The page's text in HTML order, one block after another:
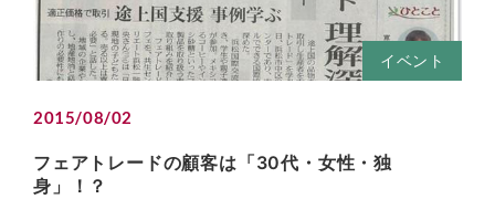
イベント
2015/08/02
フェアトレードの顧客は「30代・女性・独
身」！？